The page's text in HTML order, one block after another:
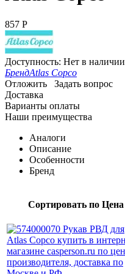
‍857‍ Р
Доступность: Нет в наличии
БрендAtlas Copco
Отложить
Задать вопрос
Доставка
Варианты оплаты
Наши преимущества
Аналоги
Описание
Особенности
Бренд
Сортировать по Цена